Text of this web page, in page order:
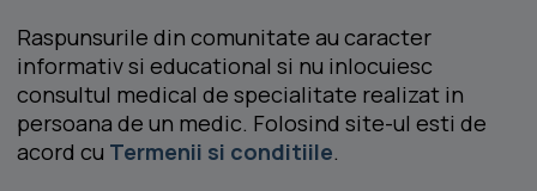
Raspunsurile din comunitate au caracter
informativ si educational si nu inlocuiesc
consultul medical de specialitate realizat in
persoana de un medic. Folosind site-ul esti de
acord cu Termenii si conditiile.